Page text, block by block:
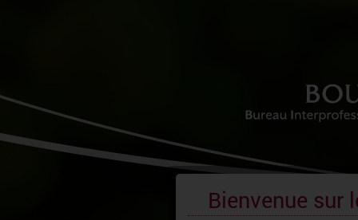
Bienvenue sur